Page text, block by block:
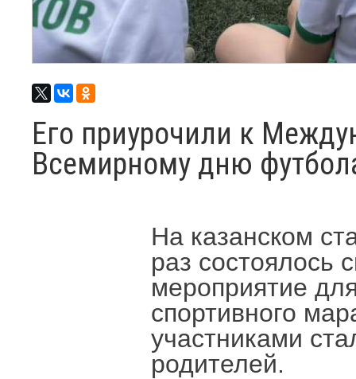
Его приурочили к
Всемирному дню
На казанском
раз состоялось
мероприятие
спортивного
участниками
родителей.